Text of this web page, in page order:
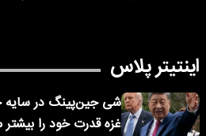
اینتیتر پلاس
شی جین‌پینگ در سایه
غزه قدرت خود را بیشتر